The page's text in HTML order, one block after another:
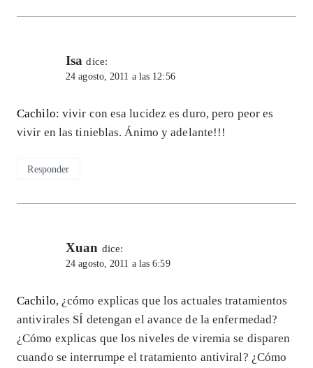
Isa dice:
24 agosto, 2011 a las 12:56
Cachilo: vivir con esa lucidez es duro, pero peor es
vivir en las tinieblas. Ánimo y adelante!!!
Responder
Xuan dice:
24 agosto, 2011 a las 6:59
Cachilo, ¿cómo explicas que los actuales tratamientos
antivirales SÍ detengan el avance de la enfermedad?
¿Cómo explicas que los niveles de viremia se disparen
cuando se interrumpe el tratamiento antiviral? ¿Cómo